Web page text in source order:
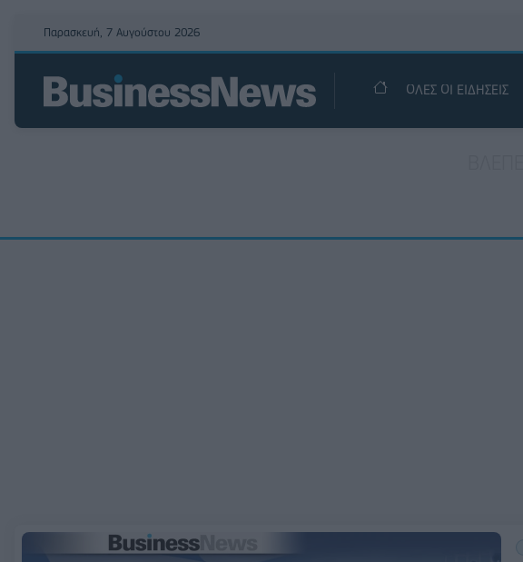
Παρασκευή, 7 Αυγούστου 2026
ΟΛΕΣ ΟΙ ΕΙΔΗΣΕΙΣ